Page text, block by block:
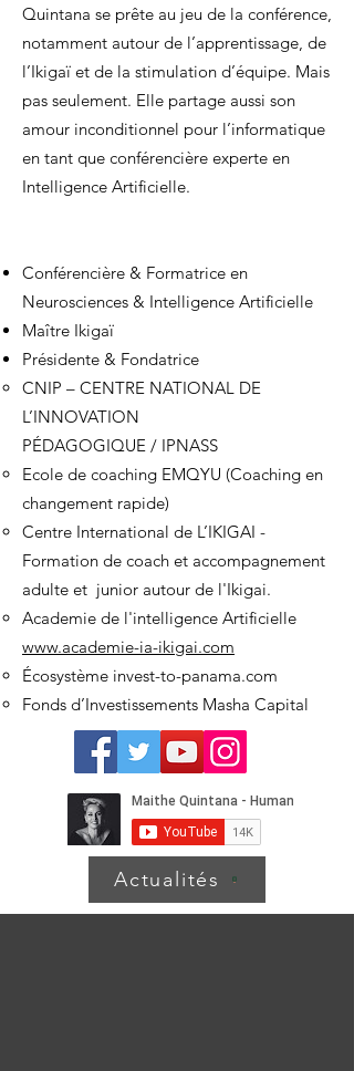
Quintana se prête au jeu de la conférence,
notamment autour de l’apprentissage, de
l’Ikigaï et de la stimulation d’équipe. Mais
pas seulement. Elle partage aussi son
amour inconditionnel pour l’informatique
en tant que conférencière experte en
Intelligence Artificielle.
Conférencière & Formatrice en
Neurosciences & Intelligence Artificielle
Maître Ikigaï
Présidente & Fondatrice
CNIP – CENTRE NATIONAL DE
L’INNOVATION
PÉDAGOGIQUE / IPNASS
Ecole de coaching EMQYU (Coaching en
changement rapide)
Centre International de L’IKIGAI -
Formation de coach et accompagnement
adulte et junior autour de l'Ikigai.
Academie de l'intelligence Artificielle
www.academie-ia-ikigai.com
Écosystème invest-to-panama.com
Fonds d’Investissements Masha Capital
Actualités